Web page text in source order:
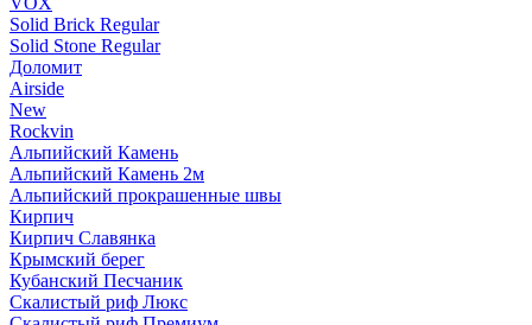
Solid Brick Regular
Solid Stone Regular
Доломит
Airside
New
Rockvin
Альпийский Камень
Альпийский Камень 2м
Альпийский прокрашенные швы
Кирпич
Кирпич Славянка
Крымский берег
Кубанский Песчаник
Скалистый риф Люкс